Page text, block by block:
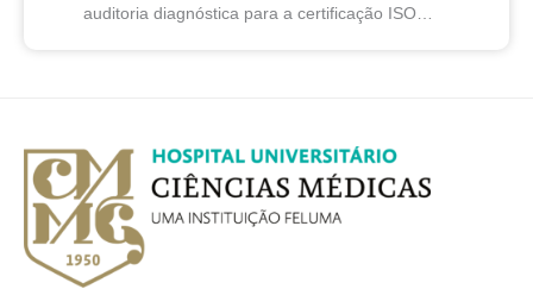
auditoria diagnóstica para a certificação ISO